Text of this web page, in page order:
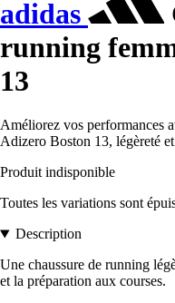
adidas
running
13
Améliorez vos performances
Adizero Boston 13, légèreté
Produit indisponible
Toutes les variations sont
Description
Une chaussure de running
et la préparation aux courses.